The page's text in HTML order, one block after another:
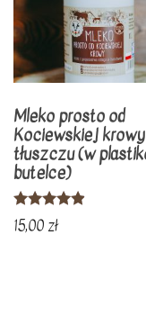
Mleko prosto od
Kociewskiej
tłuszczu (w
butelce)
Oceniono
4.73
15,00zł